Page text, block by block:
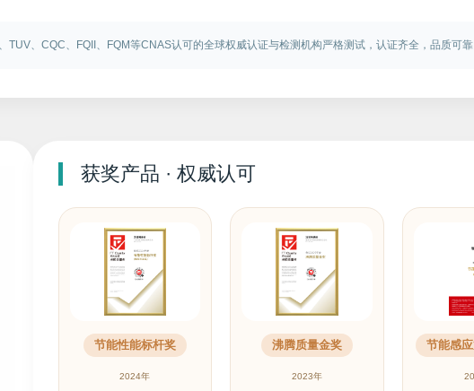
TUV、CQC、FQII、FQM等CNAS认可的全球权威认证与检测机构严格测试，认证齐全，品质可
获奖产品 · 权威认可
节能性能标杆奖
2024年
沸腾质量金奖
2023年
节能感